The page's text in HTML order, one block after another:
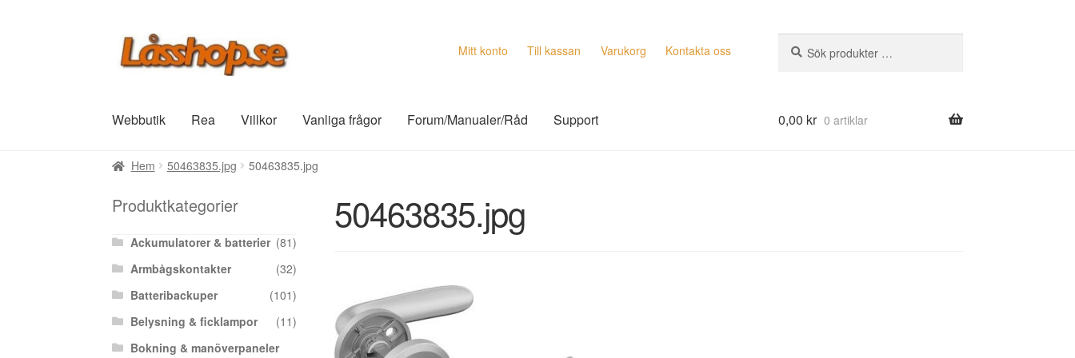
Hoppa
till
Hoppa
till
Mitt konto Till kassan Varukorg Kontakta oss
efter:
Webbutik Rea Villkor Vanliga frågor Forum/Manualer/Råd Support 0,00 kr 0 artiklar
Hem 50463835.jpg 50463835.jpg
50463835.jpg
Produktkategorier
Ackumulatorer & batterier (81)
Armbågskontakter
(32)
Batteribackuper
(101)
Belysning & ficklampor
(11)
Bokning & manöverpaneler